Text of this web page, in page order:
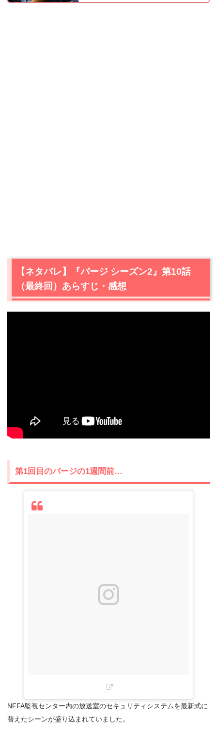
【ネタバレ】『パージ シーズン2』第10話
（最終回）あらすじ・感想
第1回目のパージの1週間前…
NFFA監視センター内の放送室のセキュリティシステムを最新式に
替えたシーンが盛り込まれていました。